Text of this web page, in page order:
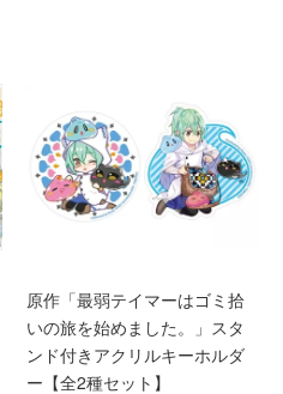
原作「最弱テイマーはゴミ拾
いの旅を始めました。」スタ
ンド付きアクリルキーホルダ
ー【全2種セット】